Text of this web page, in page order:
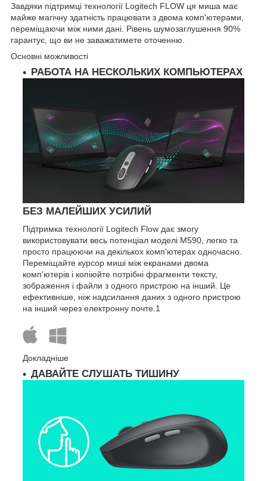
Завдяки підтримці технології Logitech FLOW ця миша має
майже магічну здатність працювати з двома комп'ютерами,
переміщаючи між ними дані. Рівень шумозаглушення 90%
гарантує, що ви не заважатимете оточенню.
Основні можливості
РАБОТА НА НЕСКОЛЬКИХ КОМПЬЮТЕРАХ
БЕЗ МАЛЕЙШИХ УСИЛИЙ
Підтримка технології Logitech Flow дає змогу
використовувати весь потенціал моделі M590, легко та
просто працюючи на декількох комп'ютерах одночасно.
Переміщайте курсор миші між екранами двома
комп'ютерів і копіюйте потрібні фрагменти тексту,
зображення і файли з одного пристрою на інший. Це
ефективніше, ніж надсилання даних з одного пристрою
на інший через електронну почте.1
Докладніше
ДАВАЙТЕ СЛУШАТЬ ТИШИНУ